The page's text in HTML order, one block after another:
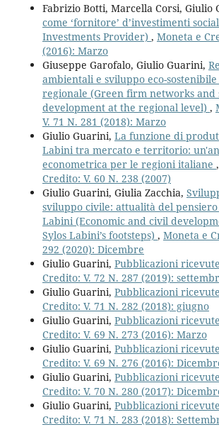
Fabrizio Botti, Marcella Corsi, Giulio
come ‘fornitore’ d’investimenti
Investments Provider) , Moneta e
(2016): Marzo
Giuseppe Garofalo, Giulio Guarini,
ambientali e sviluppo eco-
regionale (Green firm networks and
development at the regional level) ,
V. 71 N. 281 (2018): Marzo
Giulio Guarini, La funzione di
Labini tra mercato e territorio:
econometrica per le regioni italiane ,
Credito: V. 60 N. 238 (2007)
Giulio Guarini, Giulia Zacchia,
sviluppo civile: attualità del pensiero
Labini (Economic and civil
Sylos Labini’s footsteps) , Moneta e
292 (2020): Dicembre
Giulio Guarini, Pubblicazioni ricevute
Credito: V. 72 N. 287 (2019):
Giulio Guarini, Pubblicazioni ricevute
Credito: V. 71 N. 282 (2018): giugno
Giulio Guarini, Pubblicazioni ricevute
Credito: V. 69 N. 273 (2016): Marzo
Giulio Guarini, Pubblicazioni ricevute
Credito: V. 69 N. 276 (2016):
Giulio Guarini, Pubblicazioni ricevute
Credito: V. 70 N. 280 (2017):
Giulio Guarini, Pubblicazioni ricevute
Credito: V. 71 N. 283 (2018):